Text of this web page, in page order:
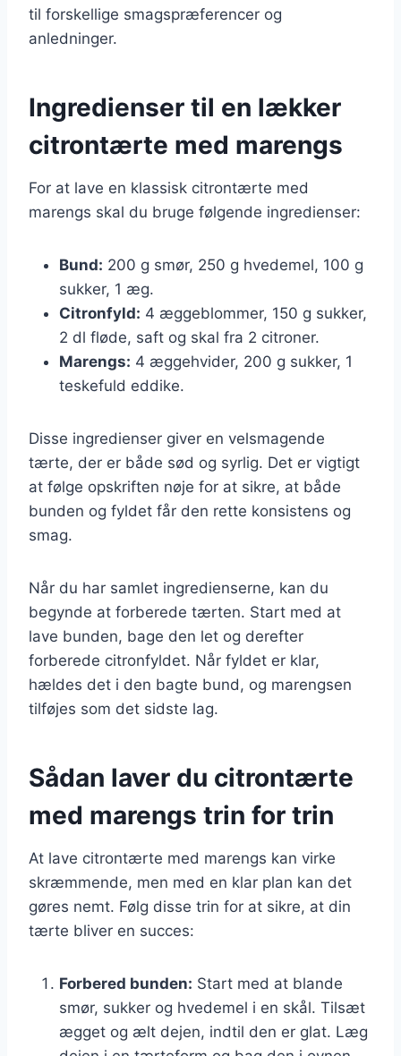
til forskellige smagspræferencer og
anledninger.
Ingredienser til en lækker
citrontærte med marengs
For at lave en klassisk citrontærte med
marengs skal du bruge følgende ingredienser:
Bund: 200 g smør, 250 g hvedemel, 100 g
sukker, 1 æg.
Citronfyld: 4 æggeblommer, 150 g sukker,
2 dl fløde, saft og skal fra 2 citroner.
Marengs: 4 æggehvider, 200 g sukker, 1
teskefuld eddike.
Disse ingredienser giver en velsmagende
tærte, der er både sød og syrlig. Det er vigtigt
at følge opskriften nøje for at sikre, at både
bunden og fyldet får den rette konsistens og
smag.
Når du har samlet ingredienserne, kan du
begynde at forberede tærten. Start med at
lave bunden, bage den let og derefter
forberede citronfyldet. Når fyldet er klar,
hældes det i den bagte bund, og marengsen
tilføjes som det sidste lag.
Sådan laver du citrontærte
med marengs trin for trin
At lave citrontærte med marengs kan virke
skræmmende, men med en klar plan kan det
gøres nemt. Følg disse trin for at sikre, at din
tærte bliver en succes:
Forbered bunden: Start med at blande
smør, sukker og hvedemel i en skål. Tilsæt
ægget og ælt dejen, indtil den er glat. Læg